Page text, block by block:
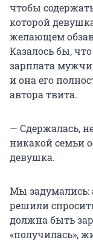
чтобы
которой
желающем
Казалось бы,
зарплата
и она его
автора твита.
— Сдержалась,
никакой семьи
девушка.
Мы задумались:
решили
должна быть
«получилась»,